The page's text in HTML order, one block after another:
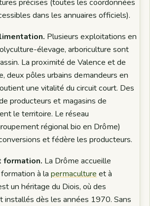
précises (toutes les coordonnées
dans les annuaires officiels).
Plusieurs exploitations en
élevage, arboriculture sont
La proximité de Valence et de
deux pôles urbains demandeurs en
une vitalité du circuit court. Des
producteurs et magasins de
le territoire. Le réseau
régional bio en Drôme)
et fédère les producteurs.
formation. La Drôme accueille
à lapermaculture et à
un héritage du Diois, où des
installés dès les années 1970. Sans